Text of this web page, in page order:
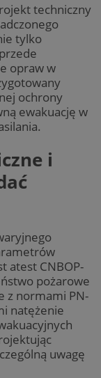
techniczny
tylko
opraw w
ochrony
ewakuację w
i
atest CNBOP-
pożarowe
z normami PN-
natężenie
uwagę